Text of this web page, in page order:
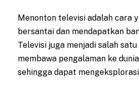
Menonton televisi adalah cara
bersantai dan mendapatkan
Televisi juga menjadi salah
membawa pengalaman ke
sehingga dapat